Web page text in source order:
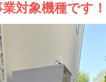
対象機種です！